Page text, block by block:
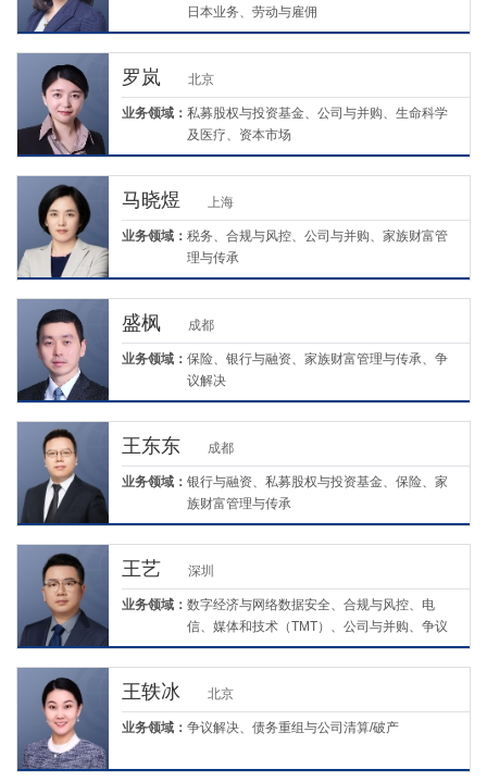
日本业务、劳动与雇佣
罗岚 北京
业务领域： 私募股权与投资基金、公司与并购、生命科学
及医疗、资本市场
马晓煜 上海
业务领域： 税务、合规与风控、公司与并购、家族财富管
理与传承
盛枫 成都
业务领域： 保险、银行与融资、家族财富管理与传承、争
议解决
王东东 成都
业务领域： 银行与融资、私募股权与投资基金、保险、家
族财富管理与传承
王艺 深圳
业务领域： 数字经济与网络数据安全、合规与风控、电
信、媒体和技术（TMT）、公司与并购、争议
解决
王轶冰 北京
业务领域： 争议解决、债务重组与公司清算/破产